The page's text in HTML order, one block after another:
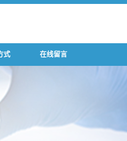
式 在线留言